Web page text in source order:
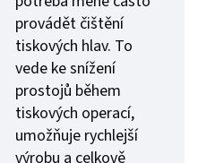
provádět čištění
tiskových hlav. To
vede ke snížení
prostojů během
tiskových operací,
umožňuje rychlejší
výrobu a celkově